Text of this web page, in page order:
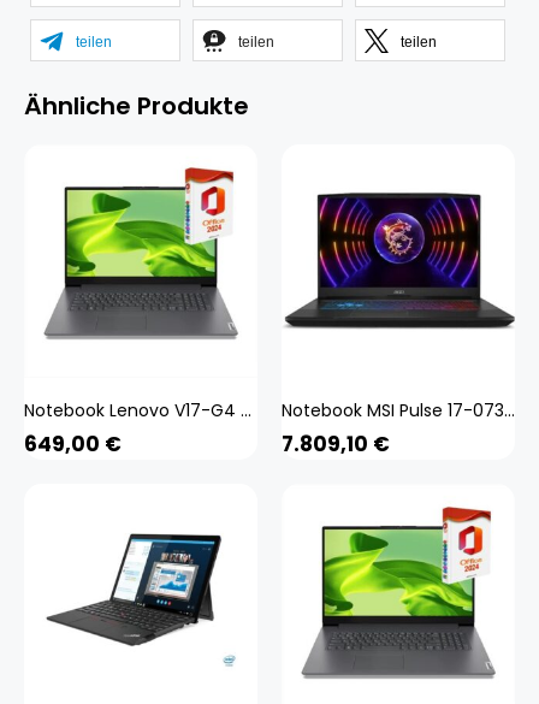
teilen teilen teilen
Ähnliche Produkte
Notebook Lenovo V17-G4 - Intel U300 - 32GB DDR4-RAM - 256GB SSD - Windows 11 Pro + MS Office 2024 Pro - 44cm (17.3
649,00 €
Notebook MSI Pulse 17-073XES 17,3
7.809,10 €